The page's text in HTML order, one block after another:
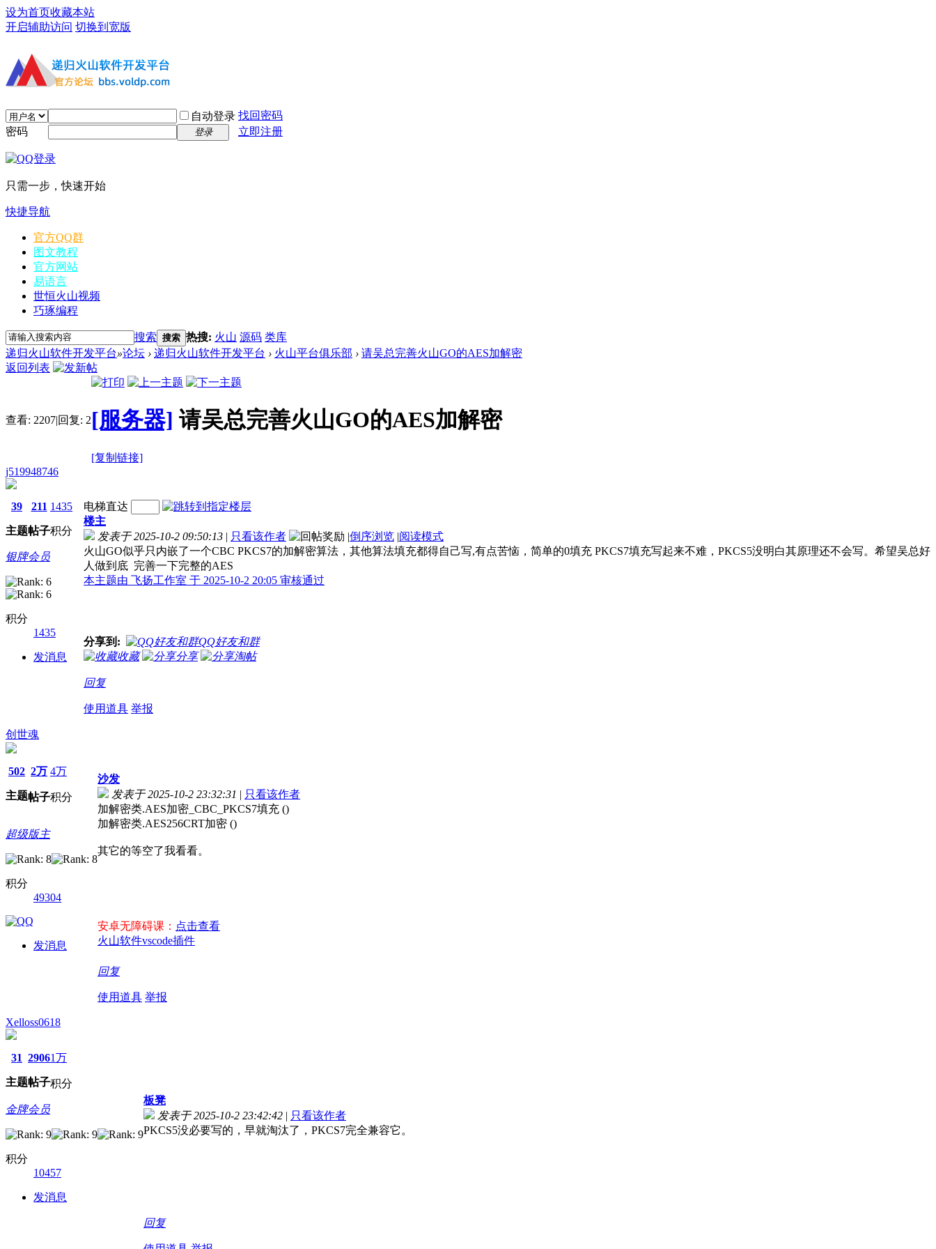
设为首页收藏本站
开启辅助访问 切换到宽版
自动登录 找回密码
密码
登录 立即注册
只需一步，快速开始
快捷导航
官方QQ群
图文教程
官方网站
易语言
世恒火山视频
巧琢编程
搜索 搜索 热搜: 火山 源码 类库
递归火山软件开发平台»论坛 › 递归火山软件开发平台 › 火山平台俱乐部 › 请吴总完善火山GO的AES加解密
返回列表
查看: 2207|回复: 2[服务器] 请吴总完善火山GO的AES加解密
[复制链接]
j519948746
39
主题
211
帖子
1435
积分
银牌会员
积分
1435
发消息
电梯直达
楼主
发表于 2025-10-2 09:50:13 | 只看该作者 |倒序浏览 |阅读模式
火山GO似乎只内嵌了一个CBC PKCS7的加解密算法，其他算法填充都得自己写,有点苦恼，简单的0填充 PKCS7填充写起来不难，PKCS5没明白其原理还不会写。希望吴总好
人做到底 完善一下完整的AES
本主题由 飞扬工作室 于 2025-10-2 20:05 审核通过
分享到:
QQ好友和群
收藏
分享 淘帖
回复
使用道具 举报
创世魂
502
主题
2万
帖子
4万
积分
超级版主
积分
49304
发消息
沙发
发表于 2025-10-2 23:32:31 | 只看该作者
加解密类.AES加密_CBC_PKCS7填充 ()
加解密类.AES256CRT加密 ()
其它的等空了我看看。
安卓无障碍课： 点击查看
火山软件vscode插件
回复
使用道具 举报
Xelloss0618
31
主题
2906
帖子
1万
积分
金牌会员
积分
10457
发消息
板凳
发表于 2025-10-2 23:42:42 | 只看该作者
PKCS5没必要写的，早就淘汰了，PKCS7完全兼容它。
回复